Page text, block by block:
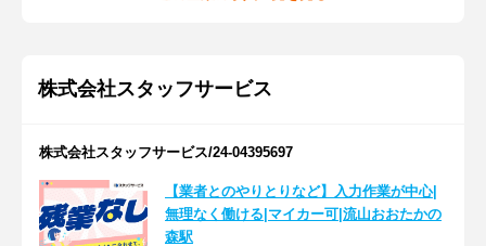
株式会社スタッフサービス
株式会社スタッフサービス/24-04395697
【業者とのやりとりなど】入力作業が中心|
無理なく働ける|マイカー可|流山おおたかの
森駅